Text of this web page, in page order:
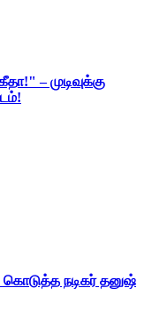
– முடிவுக்கு
நடிகர் தனுஷ்